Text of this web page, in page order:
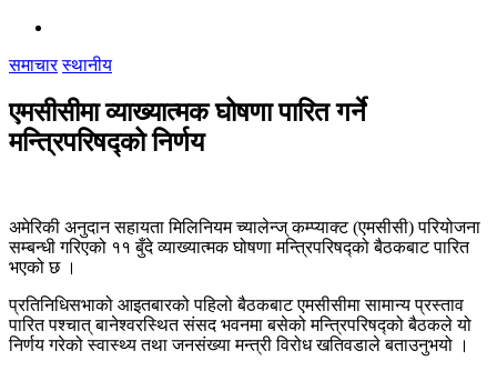
समाचार स्थानीय
एमसीसीमा व्याख्यात्मक घोषणा पारित गर्ने
मन्त्रिपरिषद्को निर्णय
अमेरिकी अनुदान सहायता मिलिनियम च्यालेन्ज् कम्प्याक्ट (एमसीसी) परियोजना
सम्बन्धी गरिएको ११ बुँदे व्याख्यात्मक घोषणा मन्त्रिपरिषद्को बैठकबाट पारित
भएको छ ।
प्रतिनिधिसभाको आइतबारको पहिलो बैठकबाट एमसीसीमा सामान्य प्रस्ताव
पारित पश्चात् बानेश्वरस्थित संसद भवनमा बसेको मन्त्रिपरिषद्को बैठकले यो
निर्णय गरेको स्वास्थ्य तथा जनसंख्या मन्त्री विरोध खतिवडाले बताउनुभयो ।